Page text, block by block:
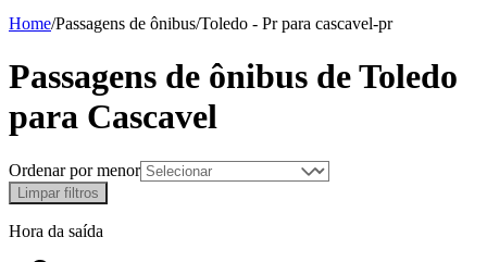
Home/Passagens de ônibus/Toledo - Prpara cascavel-pr
Passagens de ônibus deToledo
para Cascavel
Ordenar por menor
Limpar filtros
Hora da saída